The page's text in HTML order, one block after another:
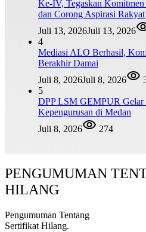
Ke-IV, Tegaskan
dan Corong Aspirasi Rakyat
Juli 13, 2026Juli 13, 2026
4
Mediasi ALO Berhasil,
Berakhir Damai
Juli 8, 2026Juli 8, 2026
5
DPP LSM GEMPUR Gelar
Kepengurusan di Medan
Juli 8, 2026
274
PENGUMUMAN
HILANG
Pengumuman Tentang
Sertifikat Hilang.